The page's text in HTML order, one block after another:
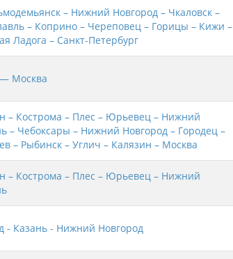
– Нижний Новгород – Чкаловск –
– Коприно – Череповец – Горицы – Кижи –
Ладога – Санкт-Петербург
Москва
– Кострома – Плес – Юрьевец – Нижний
– Чебоксары – Нижний Новгород – Городец –
– Рыбинск – Углич – Калязин – Москва
– Кострома – Плес – Юрьевец – Нижний
- Казань - Нижний Новгород